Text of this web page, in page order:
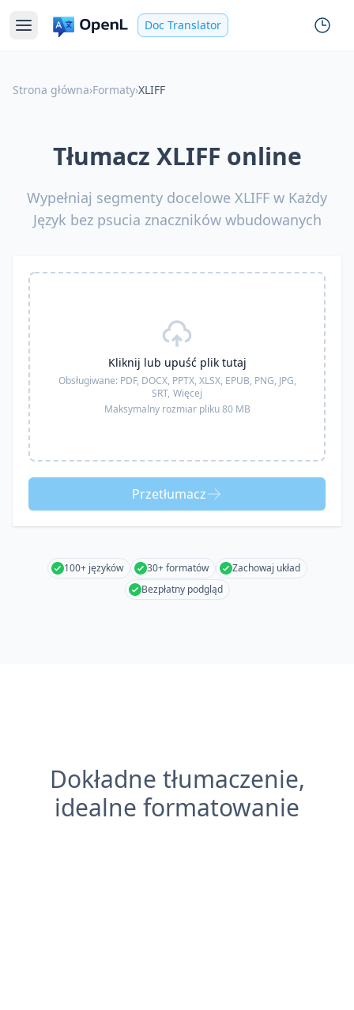
Doc Translator
Strona główna›Formaty›XLIFF
Tłumacz XLIFF online
Wypełniaj segmenty docelowe XLIFF w Każdy
Język bez psucia znaczników wbudowanych
Kliknij lub upuść plik tutaj
Obsługiwane: PDF, DOCX, PPTX, XLSX, EPUB, PNG, JPG,
SRT, Więcej
Maksymalny rozmiar pliku 80 MB
Przetłumacz
100+ języków 30+ formatów
Zachowaj układ
Bezpłatny podgląd
Dokładne tłumaczenie,
idealne formatowanie